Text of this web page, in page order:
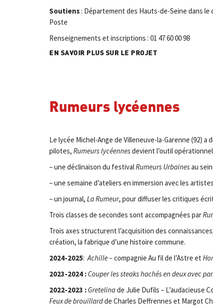
Soutiens: Département des Hauts-de-Seine dans le
Poste
Renseignements et inscriptions : 01 47 60 00 98
EN SAVOIR PLUS SUR LE PROJET
Rumeurs lycéennes
Le lycée Michel-Ange de Villeneuve-la-Garenne (92)
pilotes, Rumeurs lycéennesdevient l’outil
– une déclinaison du festivalRumeurs Urbainesau
– une semaine d’ateliers en immersion avec les artistes
– un journal, La Rumeur, pour diffuser les critiques
Trois classes de secondes sont accompagnées par
Trois axes structurent l’acquisition des
création, la fabrique d’une histoire commune.
2024-2025:Achille –compagnie Au fil de l’Astre et
2023-2024 :Couper les steaks hachés en deux avec
2022-2023 :Gretelinade Julie Dufils – L’audacieuse
Feux de brouillardde Charles Deffrennes et Margot